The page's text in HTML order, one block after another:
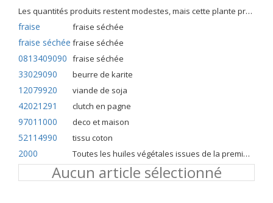
Les quantités produits restent modestes, mais cette plante présente malgré tout de nombreuses qualités. Elle est utilisé dans l'alimentation humaine et entre dans la préparation de nombreuses recettes traditionnelles africaines comme le couscous, la bouillie, les boulettes, les beignets et même le pain.
fraise fraise séchée
fraise séchée fraise séchée
0813409090 fraise séchée
33029090 beurre de karite
12079920 viande de soja
42021291 clutch en pagne
97011000 deco et maison
52114990 tissu coton
2000 Toutes les huiles végétales issues de la première pression à froid
Aucun article sélectionné